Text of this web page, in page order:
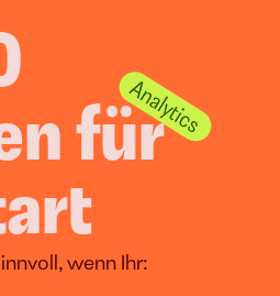
für
wenn Ihr: